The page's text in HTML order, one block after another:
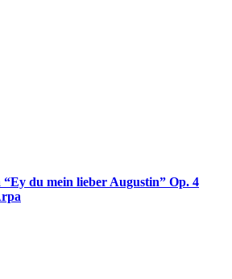
du mein lieber Augustin” Op. 4